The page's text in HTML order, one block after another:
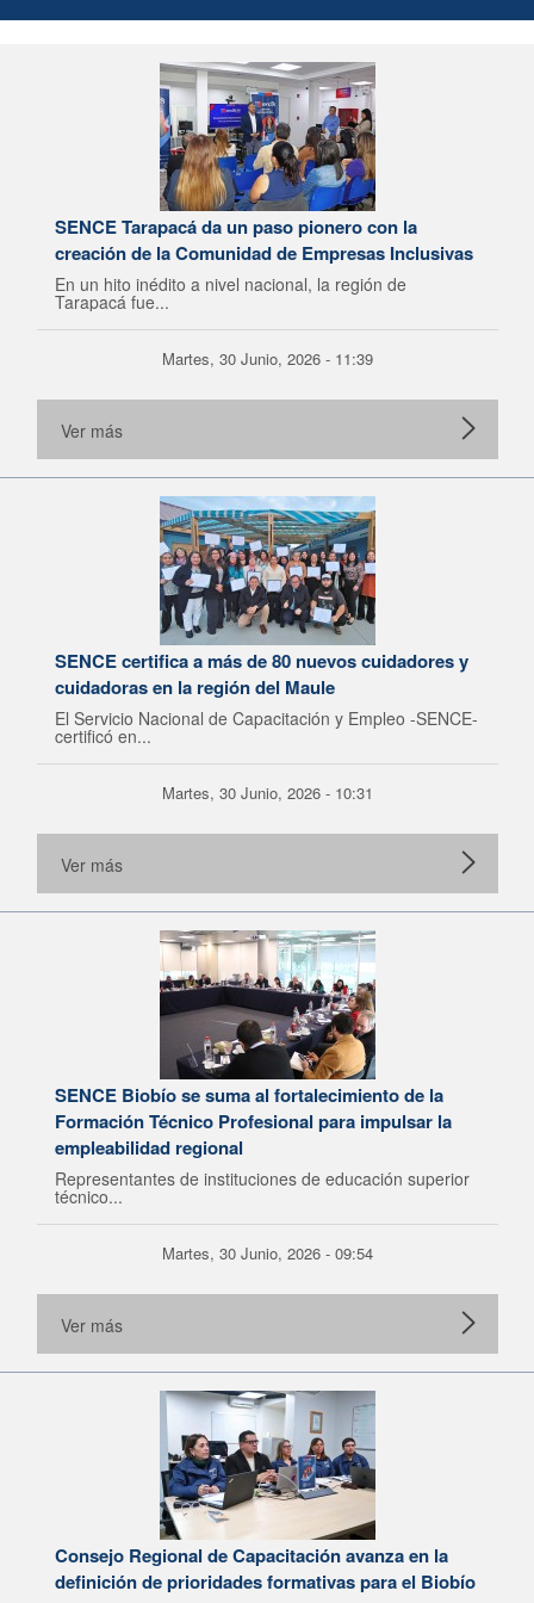
SENCE Tarapacá da un paso pionero con la
creación de la Comunidad de Empresas Inclusivas
En un hito inédito a nivel nacional, la región de
Tarapacá fue...
Martes, 30 Junio, 2026 - 11:39
Ver más
SENCE certifica a más de 80 nuevos cuidadores y
cuidadoras en la región del Maule
El Servicio Nacional de Capacitación y Empleo -SENCE-
certificó en...
Martes, 30 Junio, 2026 - 10:31
Ver más
SENCE Biobío se suma al fortalecimiento de la
Formación Técnico Profesional para impulsar la
empleabilidad regional
Representantes de instituciones de educación superior
técnico...
Martes, 30 Junio, 2026 - 09:54
Ver más
Consejo Regional de Capacitación avanza en la
definición de prioridades formativas para el Biobío